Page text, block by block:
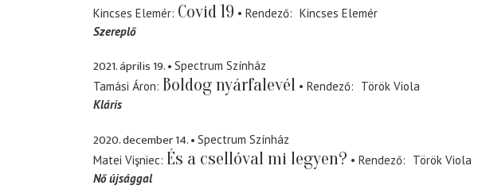
Kincses Elemér Covid 19 Rendező
Kincses Elemér
Szereplő
2021. április 19.
Spectrum Színház
Tamási Áron Boldog nyárfalevél Rendező
Török Viola
Kláris
2020. december 14.
Spectrum Színház
Matei Vişniec És a csellóval mi legyen? Rendező
Török Viola
Nő újsággal